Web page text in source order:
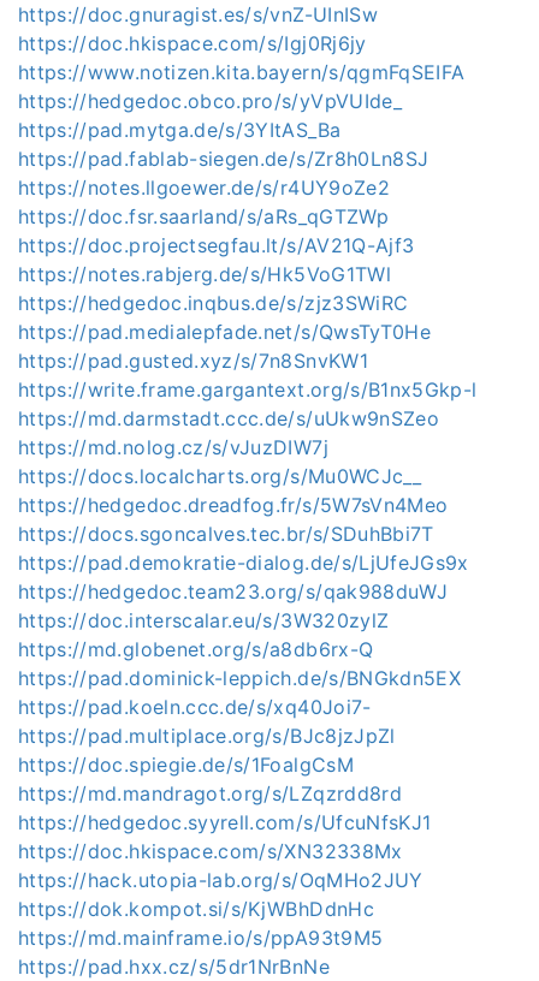
https://doc.gnuragist.es/s/vnZ-UInISw
https://doc.hkispace.com/s/Igj0Rj6jy
https://www.notizen.kita.bayern/s/qgmFqSEIFA
https://hedgedoc.obco.pro/s/yVpVUIde_
https://pad.mytga.de/s/3YItAS_Ba
https://pad.fablab-siegen.de/s/Zr8h0Ln8SJ
https://notes.llgoewer.de/s/r4UY9oZe2
https://doc.fsr.saarland/s/aRs_qGTZWp
https://doc.projectsegfau.lt/s/AV21Q-Ajf3
https://notes.rabjerg.de/s/Hk5VoG1TWl
https://hedgedoc.inqbus.de/s/zjz3SWiRC
https://pad.medialepfade.net/s/QwsTyT0He
https://pad.gusted.xyz/s/7n8SnvKW1
https://write.frame.gargantext.org/s/B1nx5Gkp-l
https://md.darmstadt.ccc.de/s/uUkw9nSZeo
https://md.nolog.cz/s/vJuzDIW7j
https://docs.localcharts.org/s/Mu0WCJc__
https://hedgedoc.dreadfog.fr/s/5W7sVn4Meo
https://docs.sgoncalves.tec.br/s/SDuhBbi7T
https://pad.demokratie-dialog.de/s/LjUfeJGs9x
https://hedgedoc.team23.org/s/qak988duWJ
https://doc.interscalar.eu/s/3W320zylZ
https://md.globenet.org/s/a8db6rx-Q
https://pad.dominick-leppich.de/s/BNGkdn5EX
https://pad.koeln.ccc.de/s/xq40Joi7-
https://pad.multiplace.org/s/BJc8jzJpZl
https://doc.spiegie.de/s/1FoalgCsM
https://md.mandragot.org/s/LZqzrdd8rd
https://hedgedoc.syyrell.com/s/UfcuNfsKJ1
https://doc.hkispace.com/s/XN32338Mx
https://hack.utopia-lab.org/s/OqMHo2JUY
https://dok.kompot.si/s/KjWBhDdnHc
https://md.mainframe.io/s/ppA93t9M5
https://pad.hxx.cz/s/5dr1NrBnNe